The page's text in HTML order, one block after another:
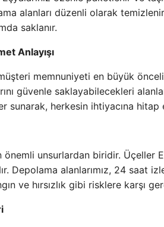
alanları düzenli olarak
saklanır.
Anlayışı
memnuniyeti en büyük
güvenle saklayabilecekleri
sunarak, herkesin ihtiyacına hitap
unsurlardan biridir. Üçeller
Depolama alanlarımız, 24 saat
ve hırsızlık gibi risklere karşı